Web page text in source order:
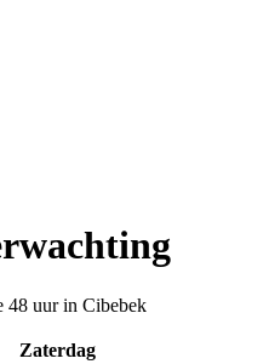
48 uur in Cibebek
Zaterdag